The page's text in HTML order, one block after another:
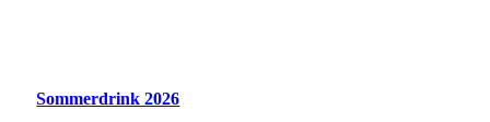
Sommerdrink 2026